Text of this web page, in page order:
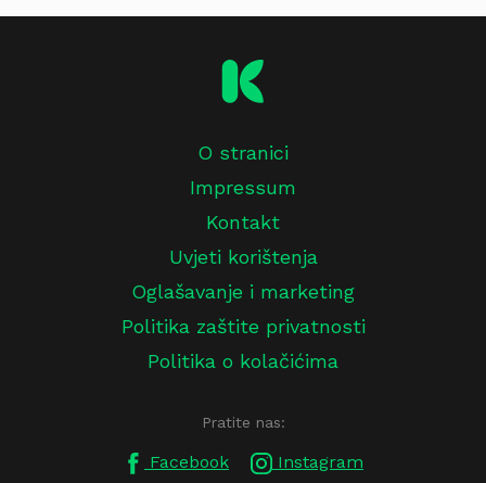
O stranici
Impressum
Kontakt
Uvjeti korištenja
Oglašavanje i marketing
Politika zaštite privatnosti
Politika o kolačićima
Pratite nas:
Facebook Instagram